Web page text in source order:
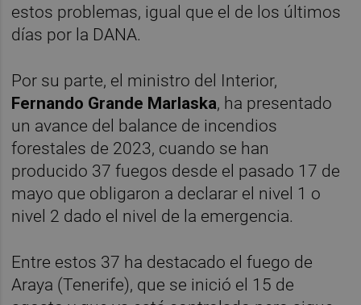
estos problemas, igual que el de los últimos
días por la DANA.
Por su parte, el ministro del Interior,
Fernando Grande Marlaska, ha presentado
un avance del balance de incendios
forestales de 2023, cuando se han
producido 37 fuegos desde el pasado 17 de
mayo que obligaron a declarar el nivel 1 o
nivel 2 dado el nivel de la emergencia.
Entre estos 37 ha destacado el fuego de
Araya (Tenerife), que se inició el 15 de